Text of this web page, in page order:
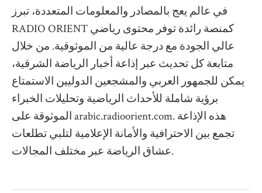
في عالم يعج بالمصادر والمعلومات المتعددة، تبرز
RADIO ORIENT كمنصة رائدة توفر محتوى رياضي
عالي الجودة مع درجة عالية من الموثوقية. من خلال
متابعة كل تحديث عبر إذاعة أخبار الرياضة الشرقية،
يمكن للجمهور العربي والمشجعين الدوليين الاستمتاع
برؤية شاملة للأحداث الرياضية وتحليلات الخبراء
الموثوقة على arabic.radioorient.com. هذه الإذاعة
تجمع بين الاحترافية والأمانة الإعلامية لتلبي تطلعات
عشاق الرياضة عبر مختلف المجالات.